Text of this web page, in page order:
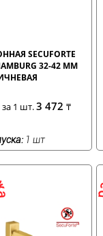
SECUFORTE
32-42 ММ
1 шт.3 472 ₸
1 шт